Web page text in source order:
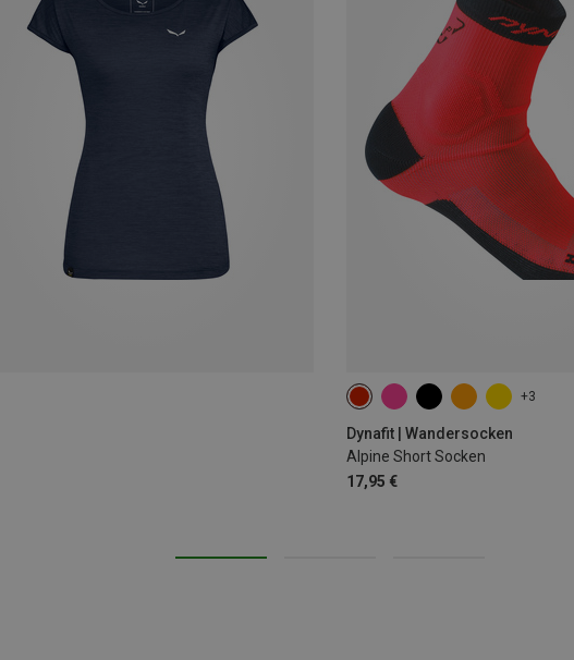
+3
Dynafit | Wandersocken
Alpine Short Socken
17,95 €
39|40|41|42 43|44|45|46